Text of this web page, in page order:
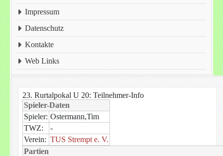
Impressum
Datenschutz
Kontakte
Web Links
23. Rurtalpokal U 20: Teilnehmer-Info
Spieler-Daten
Spieler: Ostermann,Tim
TWZ:
-
Verein: TUS Strempt e. V.
Partien